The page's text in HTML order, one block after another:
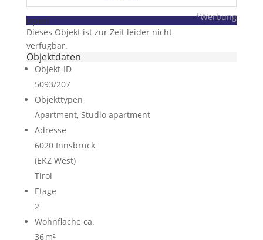
*Werbung
open
Dieses Objekt ist zur Zeit leider nicht
verfügbar.
Objektdaten
Objekt-ID
5093/207
Objekttypen
Apartment, Studio apartment
Adresse
6020 Innsbruck
(EKZ West)
Tirol
Etage
2
Wohnfläche ca.
36 m²